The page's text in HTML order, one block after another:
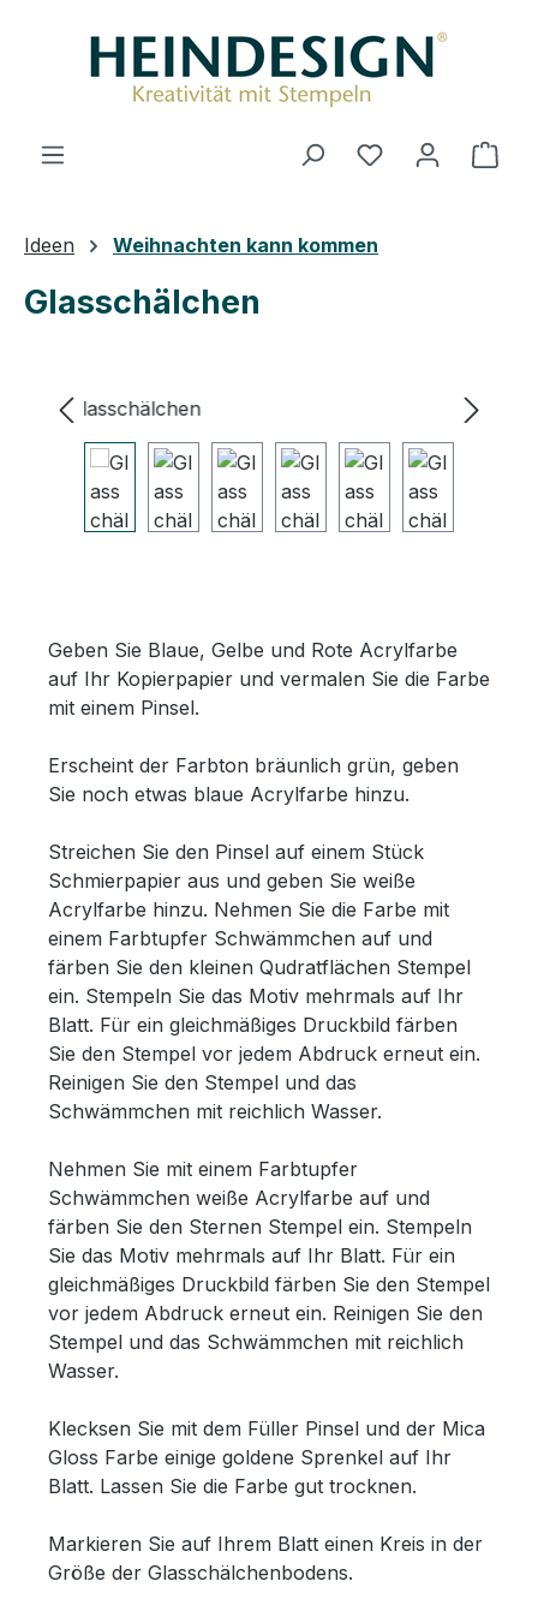
Du hast 0
Ideen Weihnachten kann kommen
Glasschälchen
Geben Sie Blaue, Gelbe und Rote Acrylfarbe
auf Ihr Kopierpapier und vermalen Sie die Farbe
mit einem Pinsel.
Erscheint der Farbton bräunlich grün, geben
Sie noch etwas blaue Acrylfarbe hinzu.
Streichen Sie den Pinsel auf einem Stück
Schmierpapier aus und geben Sie weiße
Acrylfarbe hinzu. Nehmen Sie die Farbe mit
einem Farbtupfer Schwämmchen auf und
färben Sie den kleinen Qudratflächen Stempel
ein. Stempeln Sie das Motiv mehrmals auf Ihr
Blatt. Für ein gleichmäßiges Druckbild färben
Sie den Stempel vor jedem Abdruck erneut ein.
Reinigen Sie den Stempel und das
Schwämmchen mit reichlich Wasser.
Nehmen Sie mit einem Farbtupfer
Schwämmchen weiße Acrylfarbe auf und
färben Sie den Sternen Stempel ein. Stempeln
Sie das Motiv mehrmals auf Ihr Blatt. Für ein
gleichmäßiges Druckbild färben Sie den Stempel
vor jedem Abdruck erneut ein. Reinigen Sie den
Stempel und das Schwämmchen mit reichlich
Wasser.
Klecksen Sie mit dem Füller Pinsel und der Mica
Gloss Farbe einige goldene Sprenkel auf Ihr
Blatt. Lassen Sie die Farbe gut trocknen.
Markieren Sie auf Ihrem Blatt einen Kreis in der
Größe der Glasschälchenbodens.